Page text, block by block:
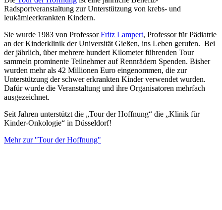
Radsportveranstaltung zur Unterstützung von krebs- und
leukämieerkrankten Kindern.
Sie wurde 1983 von ProfessorFritz Lampert, Professor für Pädiatrie
an der Kinderklinik der Universität Gießen, ins Leben gerufen. Bei
der jährlich, über mehrere hundert Kilometer führenden Tour
sammeln prominente Teilnehmer auf Rennrädern Spenden. Bisher
wurden mehr als 42 Millionen Euro eingenommen, die zur
Unterstützung der schwer erkrankten Kinder verwendet wurden.
Dafür wurde die Veranstaltung und ihre Organisatoren mehrfach
ausgezeichnet.
Seit Jahren unterstützt die „Tour der Hoffnung“ die „Klinik für
Kinder-Onkologie“ in Düsseldorf!
Mehr zur "Tour der Hoffnung"